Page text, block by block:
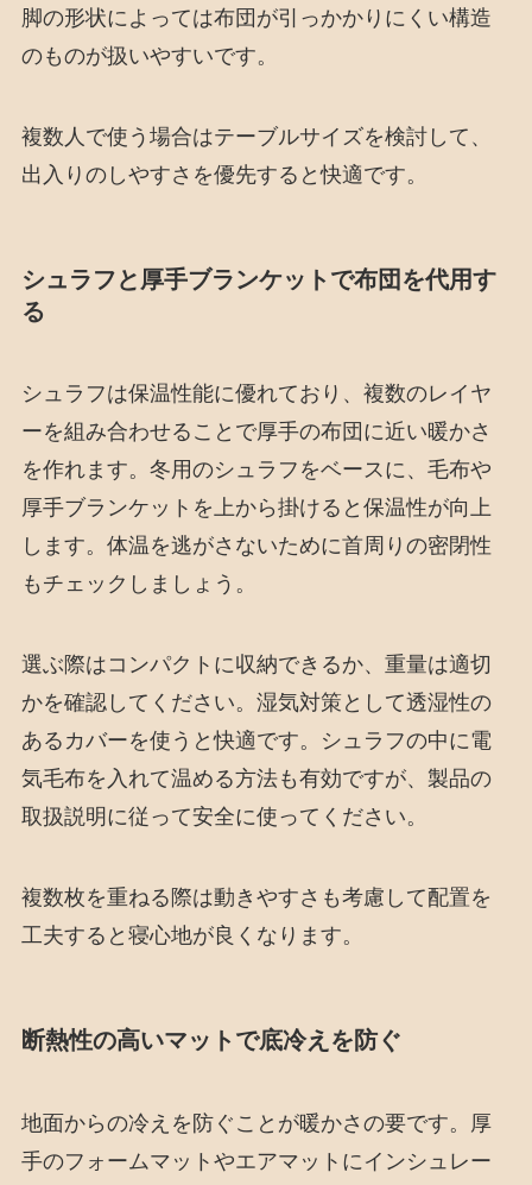
脚の形状によっては布団が引っかかりにくい構造
のものが扱いやすいです。
複数人で使う場合はテーブルサイズを検討して、
出入りのしやすさを優先すると快適です。
シュラフと厚手ブランケットで布団を代用す
る
シュラフは保温性能に優れており、複数のレイヤ
ーを組み合わせることで厚手の布団に近い暖かさ
を作れます。冬用のシュラフをベースに、毛布や
厚手ブランケットを上から掛けると保温性が向上
します。体温を逃がさないために首周りの密閉性
もチェックしましょう。
選ぶ際はコンパクトに収納できるか、重量は適切
かを確認してください。湿気対策として透湿性の
あるカバーを使うと快適です。シュラフの中に電
気毛布を入れて温める方法も有効ですが、製品の
取扱説明に従って安全に使ってください。
複数枚を重ねる際は動きやすさも考慮して配置を
工夫すると寝心地が良くなります。
断熱性の高いマットで底冷えを防ぐ
地面からの冷えを防ぐことが暖かさの要です。厚
手のフォームマットやエアマットにインシュレー